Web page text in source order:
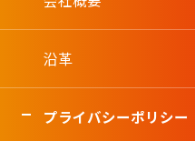
沿革
プライバシーポリシー